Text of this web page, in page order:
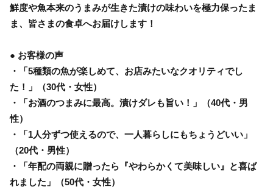
鮮度や魚本来のうまみが生きた漬けの味わいを極力保ったま
ま、皆さまの食卓へお届けします！
● お客様の声
・「5種類の魚が楽しめて、お店みたいなクオリティでし
た！」（30代・女性）
・「お酒のつまみに最高。漬けダレも旨い！」（40代・男
性）
・「1人分ずつ使えるので、一人暮らしにもちょうどいい」
（20代・男性）
・「年配の両親に贈ったら『やわらかくて美味しい』と喜ば
れました」（50代・女性）